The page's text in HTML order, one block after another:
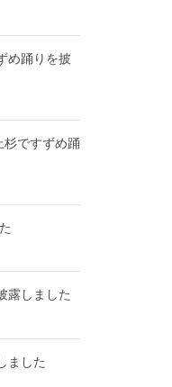
め踊りを披
ですずめ踊
露しました
ました